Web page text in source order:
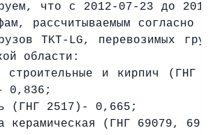
что с 2012-07-23 до
рассчитываемым согласно
TKT- LG, перевозимых
области:
и кирпич (ГНГ
0,836;
(ГНГ 2517)- 0,665;
керамическая (ГНГ 69079,